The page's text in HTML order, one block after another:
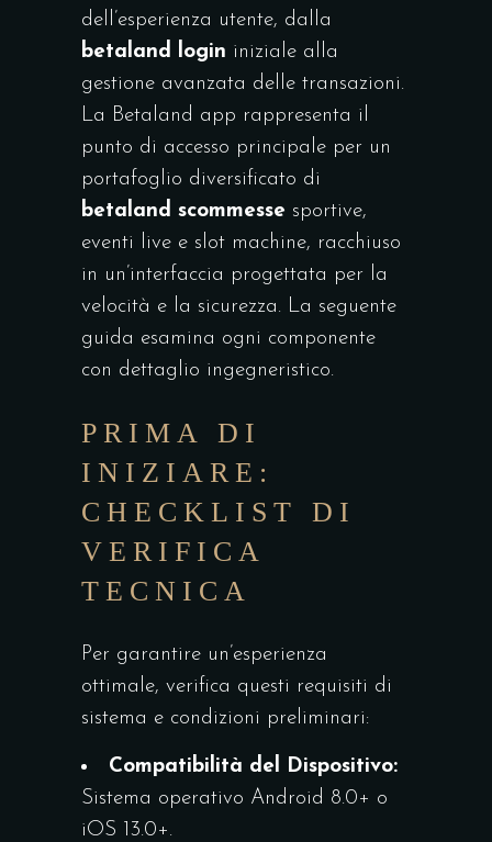
dell’esperienza utente, dalla
betaland login iniziale alla
gestione avanzata delle transazioni.
La Betaland app rappresenta il
punto di accesso principale per un
portafoglio diversificato di
betaland scommesse sportive,
eventi live e slot machine, racchiuso
in un’interfaccia progettata per la
velocità e la sicurezza. La seguente
guida esamina ogni componente
con dettaglio ingegneristico.
PRIMA DI
INIZIARE:
CHECKLIST DI
VERIFICA
TECNICA
Per garantire un’esperienza
ottimale, verifica questi requisiti di
sistema e condizioni preliminari:
Compatibilità del Dispositivo:
Sistema operativo Android 8.0+ o
iOS 13.0+.